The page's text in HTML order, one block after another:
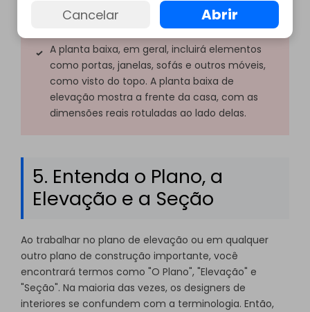
elevação leva o espectador para dentro da
sala e pode ver uma imagem mais clara.
A planta baixa, em geral, incluirá elementos
como portas, janelas, sofás e outros móveis,
como visto do topo. A planta baixa de
elevação mostra a frente da casa, com as
dimensões reais rotuladas ao lado delas.
5. Entenda o Plano, a
Elevação e a Seção
Ao trabalhar no plano de elevação ou em qualquer
outro plano de construção importante, você
encontrará termos como "O Plano", "Elevação" e
"Seção". Na maioria das vezes, os designers de
interiores se confundem com a terminologia. Então,
Cancelar Abrir